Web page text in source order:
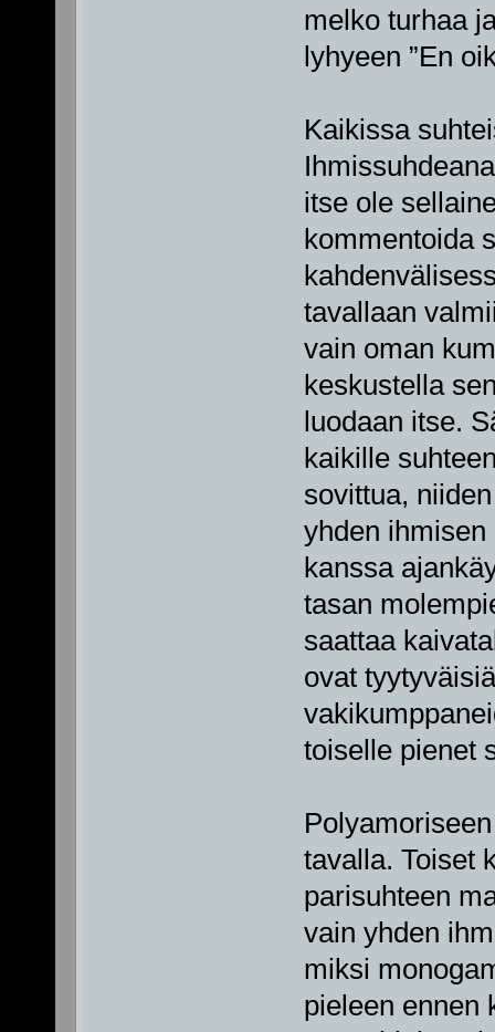
melko turhaa
lyhyeen ”En
Kaikissa
itse ole
kommentoida
tavallaan
vain oman
keskustella
luodaan itse.
kaikille
sovittua,
yhden
kanssa
tasan
saattaa
ovat
toiselle pienet
tavalla. Toiset
parisuhteen
vain yhden
miksi
pieleen ennen